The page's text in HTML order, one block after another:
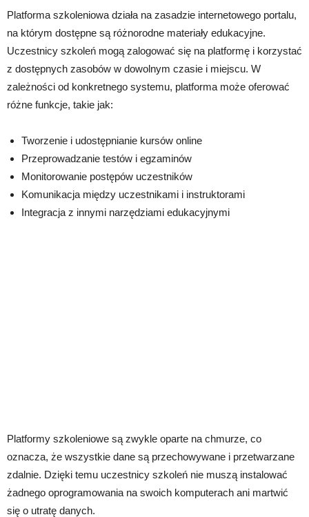
Platforma szkoleniowa działa na zasadzie internetowego portalu,
na którym dostępne są różnorodne materiały edukacyjne.
Uczestnicy szkoleń mogą zalogować się na platformę i korzystać
z dostępnych zasobów w dowolnym czasie i miejscu. W
zależności od konkretnego systemu, platforma może oferować
różne funkcje, takie jak:
Tworzenie i udostępnianie kursów online
Przeprowadzanie testów i egzaminów
Monitorowanie postępów uczestników
Komunikacja między uczestnikami i instruktorami
Integracja z innymi narzędziami edukacyjnymi
Platformy szkoleniowe są zwykle oparte na chmurze, co
oznacza, że wszystkie dane są przechowywane i przetwarzane
zdalnie. Dzięki temu uczestnicy szkoleń nie muszą instalować
żadnego oprogramowania na swoich komputerach ani martwić
się o utratę danych.